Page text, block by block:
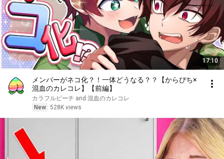
17:10
メンバーがネコ化？！一体どうなる？？【からぴち×
混血のカレコレ】【前編】
カラフルピーチ and 混血のカレコレ
New 528K views